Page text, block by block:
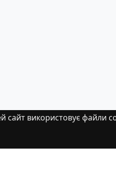
сайт використовує файли